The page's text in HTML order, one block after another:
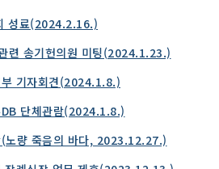
성료(2024.2.16.)
련 송기헌의원 미팅(2024.1.23.)
기자회견(2024.1.8.)
단체관람(2024.1.8.)
노량 죽음의 바다, 2023.12.27.)